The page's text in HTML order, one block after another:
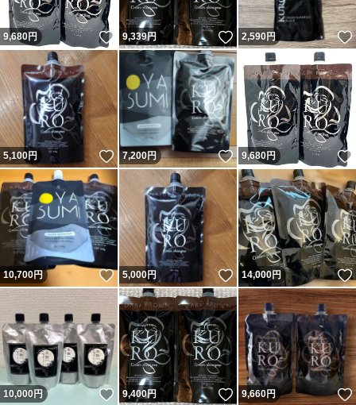
9,680円 いいね！
9,339円 いいね！
2,590円
5,100円 いいね！
7,200円 いいね！
9,680円
10,700円 いいね！
5,000円 いいね！
14,000円
10,000円 いいね！
9,400円 いいね！
9,660円